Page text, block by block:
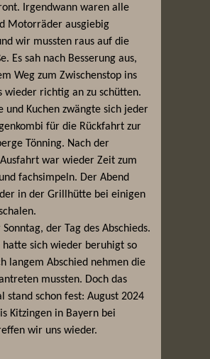
Irgendwann waren alle
Motorräder ausgiebig
wir mussten raus auf die
Es sah nach Besserung aus,
Weg zum Zwischenstop ins
wieder richtig an zu schütten.
und Kuchen zwängte sich jeder
für die Rückfahrt zur
Tönning. Nach der
war wieder Zeit zum
fachsimpeln. Der Abend
in der Grillhütte bei einigen
der Tag des Abschieds.
hatte sich wieder beruhigt so
langem Abschied nehmen die
mussten. Doch das
stand schon fest: August 2024
Kitzingen in Bayern bei
wir uns wieder.